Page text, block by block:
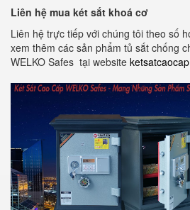
Liên hệ mua két sắt khoá cơ
Liên hệ trực tiếp với chúng tôi theo số
xem thêm các sản phẩm tủ sắt chống
WELKO Safes tại website